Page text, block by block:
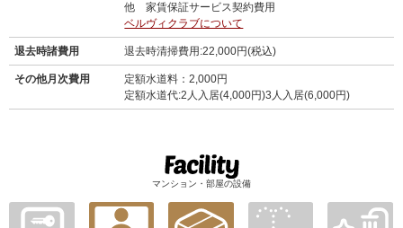
他 家賃保証サービス契約費用
ベルヴィクラブについて
退去時諸費用 退去時清掃費用:22,000円(税込)
その他月次費用
定額水道料：2,000円
定額水道代:2人入居(4,000円)3人入居(6,000円)
マンション・部屋の設備